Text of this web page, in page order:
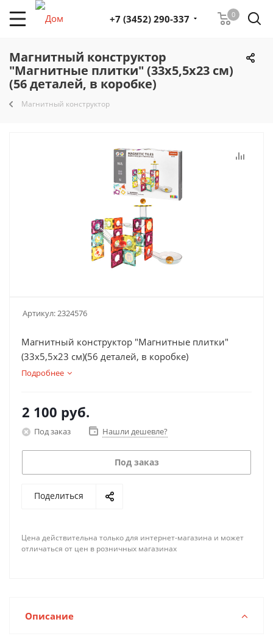
0
+7 (3452) 290-337
Магнитный конструктор
"Магнитные плитки" (33х5,5х23 см)
(56 деталей, в коробке)
Магнитный конструктор
Артикул:2324576
Магнитный конструктор "Магнитные плитки"
(33х5,5х23 см)(56 деталей, в коробке)
Подробнее
2 100 руб.
Под заказ Нашли дешевле?
Под заказ
Поделиться
Цена действительна только для интернет-магазина и может
отличаться от цен в розничных магазинах
Описание